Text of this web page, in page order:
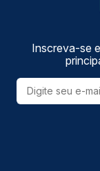
Inscreva-se